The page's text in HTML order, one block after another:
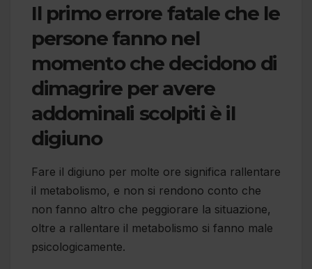
Il primo errore fatale che le
persone fanno nel
momento che decidono di
dimagrire per avere
addominali scolpiti è il
digiuno
Fare il digiuno per molte ore significa rallentare
il metabolismo, e non si rendono conto che
non fanno altro che peggiorare la situazione,
oltre a rallentare il metabolismo si fanno male
psicologicamente.